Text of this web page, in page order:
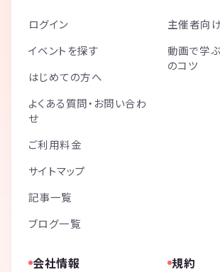
ログイン
イベントを探す
はじめての方へ
よくある質問・お問い合わ
せ
ご利用料金
サイトマップ
記事一覧
ブログ一覧
主催者向
動画で学
のコツ
会社情報 規約